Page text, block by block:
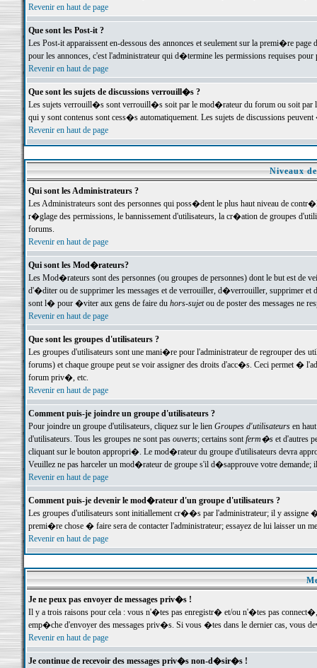
Revenir en haut de page
Que sont les Post-it ?
Les Post-it apparaissent en-dessous des annonces et seulement sur la premi�re
pour les annonces, c'est l'administrateur qui d�termine les permissions requises pour
Revenir en haut de page
Que sont les sujets de discussions verrouill�s ?
Les sujets verrouill�s sont verrouill�s soit par le mod�rateur du forum ou soit par
qui y sont contenus sont cess�s automatiquement. Les sujets de discussions
Revenir en haut de page
Niveaux
Qui sont les Administrateurs ?
Les Administrateurs sont des personnes qui poss�dent le plus haut niveau de
r�glage des permissions, le bannissement d'utilisateurs, la cr�ation de groupes
forums.
Revenir en haut de page
Qui sont les Mod�rateurs?
Les Mod�rateurs sont des personnes (ou groupes de personnes) dont le but est de
d'�diter ou de supprimer les messages et de verrouiller, d�verrouiller, supprimer
sont l� pour �viter aux gens de faire du hors-sujetou de poster des messages ne
Revenir en haut de page
Que sont les groupes d'utilisateurs ?
Les groupes d'utilisateurs sont une mani�re pour l'administrateur de regrouper des
forums) et chaque groupe peut se voir assigner des droits d'acc�s. Ceci permet
forum priv�, etc.
Revenir en haut de page
Comment puis-je joindre un groupe d'utilisateurs ?
Pour joindre un groupe d'utilisateurs, cliquez sur le lien Groupes d'utilisateursen haut
d'utilisateurs. Tous les groupes ne sont pas ouverts; certains sontferm�set d'autres
cliquant sur le bouton appropri�. Le mod�rateur du groupe d'utilisateurs devra
Veuillez ne pas harceler un mod�rateur de groupe s'il d�sapprouve votre demande;
Revenir en haut de page
Comment puis-je devenir le mod�rateur d'un groupe d'utilisateurs ?
Les groupes d'utilisateurs sont initiallement cr��s par l'administrateur; il y
premi�re chose � faire sera de contacter l'administrateur; essayez de lui laisser un
Revenir en haut de page
Je ne peux pas envoyer de messages priv�s !
Il y a trois raisons pour cela : vous n'�tes pas enregistr� et/ou n'�tes pas
emp�che d'envoyer des messages priv�s. Si vous �tes dans le dernier cas, vous
Revenir en haut de page
Je continue de recevoir des messages priv�s non-d�sir�s !